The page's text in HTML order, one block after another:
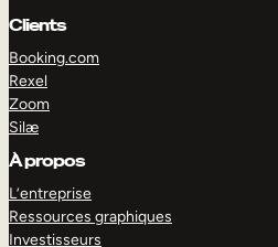
Clients
Booking.com
Rexel
Zoom
Silæ
À propos
L’entreprise
Ressources graphiques
Investisseurs